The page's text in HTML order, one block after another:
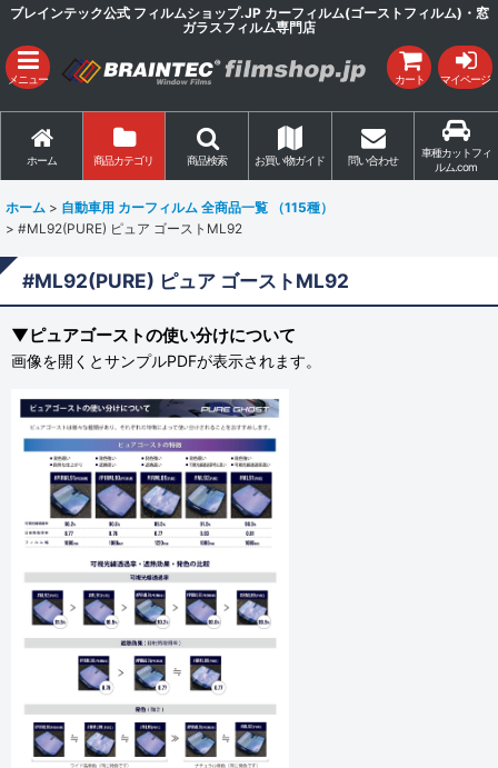
ブレインテック公式 フィルムショップ.JP カーフィルム(ゴーストフィルム)・窓
ガラスフィルム専門店
メニュー カート マイページ
ホーム 商品カテゴリ 商品検索 お買い物ガイド 問い合わせ
車種カットフィ
ルム.com
ホーム > 自動車用 カーフィルム 全商品一覧 （115種）
> #ML92(PURE) ピュア ゴーストML92
#ML92(PURE) ピュア ゴーストML92
▼ピュアゴーストの使い分けについて
画像を開くとサンプルPDFが表示されます。